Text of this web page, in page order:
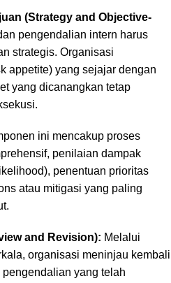
(Strategy and Objective-
pengendalian intern harus
strategis. Organisasi
appetite) yang sejajar dengan
yang dicanangkan tetap
ini mencakup proses
penilaian dampak
likelihood), penentuan prioritas
atau mitigasi yang paling
and Revision): Melalui
organisasi meninjau kembali
yang telah